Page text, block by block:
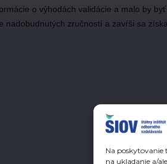
Na poskytovanie
na ukladanie a/
o výhodách validácie a malo by
zručností a zavŕši sa